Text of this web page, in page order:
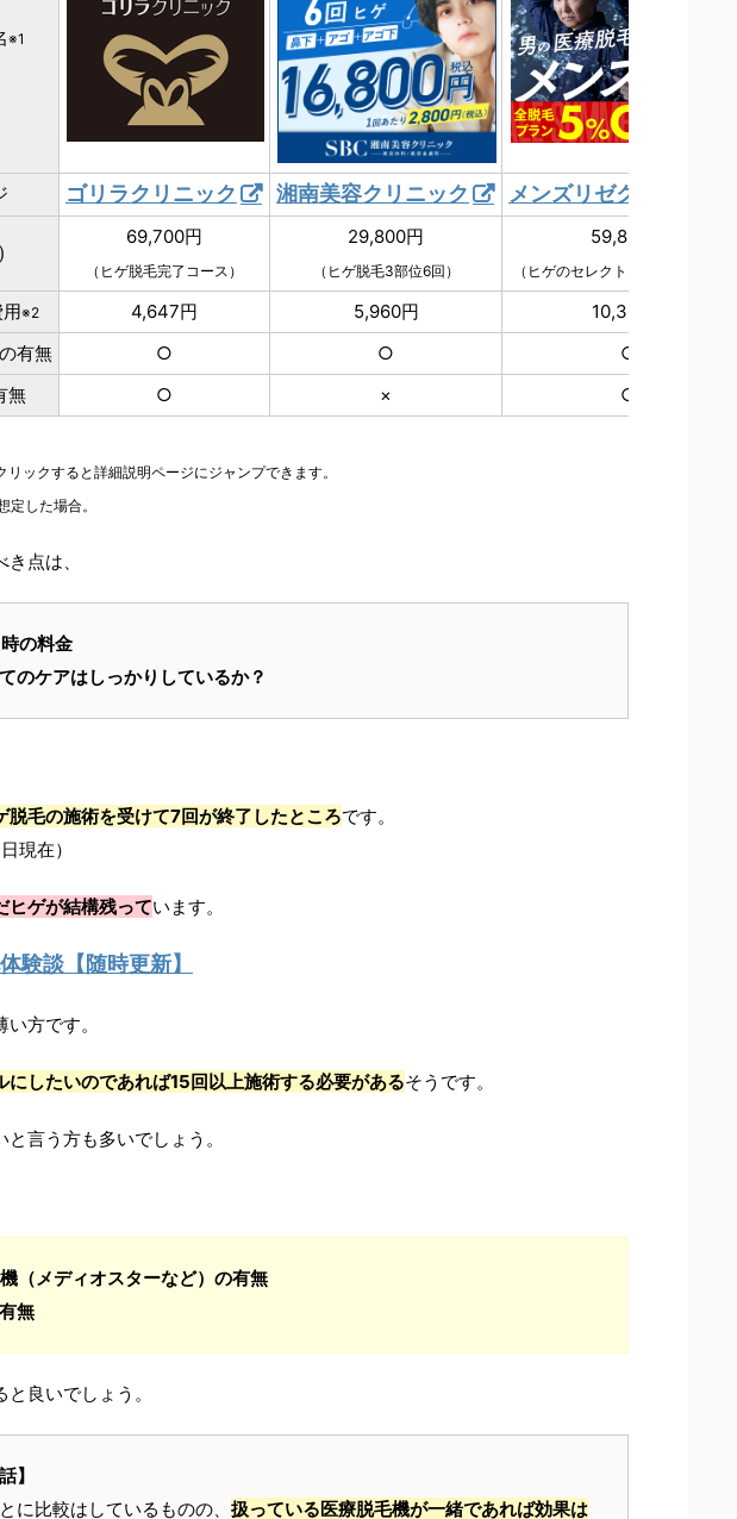
※1
ゴリラクリニック 湘南美容クリニック メンズリゼクリニック
69,700円
（ヒゲ脱毛完了コース）
29,800円
（ヒゲ脱毛3部位6回）
59,800円
（ヒゲのセレクト3部位セット5回）
※2 4,647円 5,960円
10,365円
有無
○ ○
○
無
○ × ○
ックすると詳細説明ページにジャンプできます。
した場合。
点は、
の料金
のケアはしっかりしているか？
脱毛の施術を受けて7回が終了したところです。
現在）
ヒゲが結構残っています。
験談【随時更新】
方です。
にしたいのであれば15回以上施術する必要があるそうです。
と言う方も多いでしょう。
（メディオスターなど）の有無
無
良いでしょう。
】
に比較はしているものの、 扱っている医療脱毛機が一緒であれば効果は